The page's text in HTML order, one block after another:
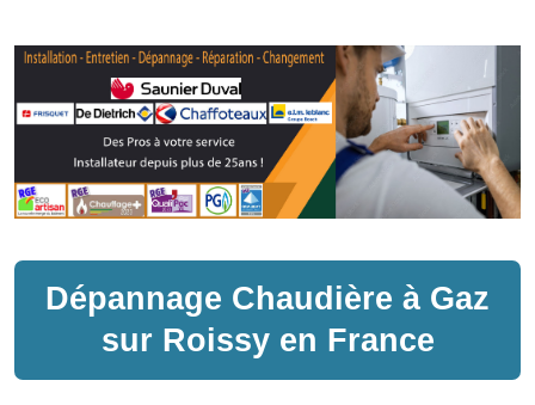
Dépannage Chaudière à Gaz
sur Roissy en France